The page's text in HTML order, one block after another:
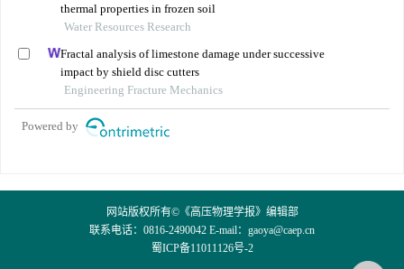
thermal properties in frozen soil
Water Resources Research
Fractal analysis of limestone damage under successive
impact by shield disc cutters
Engineering Fracture Mechanics
Powered by
网站版权所有©《高压物理学报》编辑部
联系电话：0816-2490042 E-mail： gaoya@caep.cn
蜀ICP备11011126号-2